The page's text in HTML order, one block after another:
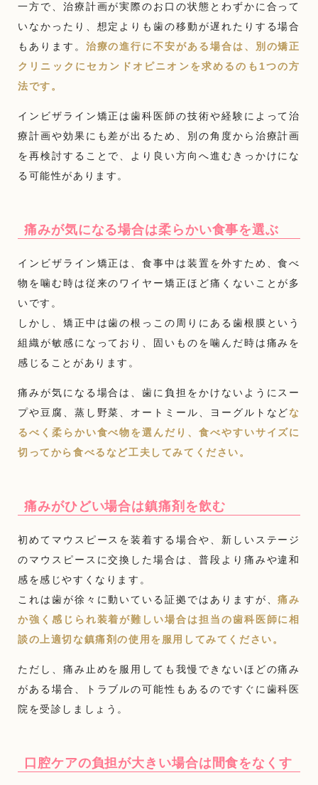
一方で、治療計画が実際のお口の状態とわずかに合って
いなかったり、想定よりも歯の移動が遅れたりする場合
もあります。 治療の進行に不安がある場合は、別の矯正
クリニックにセカンドオピニオンを求めるのも1つの方
法です。
インビザライン矯正は歯科医師の技術や経験によって治
療計画や効果にも差が出るため、別の角度から治療計画
を再検討することで、より良い方向へ進むきっかけにな
る可能性があります。
痛みが気になる場合は柔らかい食事を選ぶ
インビザライン矯正は、食事中は装置を外すため、食べ
物を噛む時は従来のワイヤー矯正ほど痛くないことが多
いです。
しかし、矯正中は歯の根っこの周りにある歯根膜という
組織が敏感になっており、固いものを噛んだ時は痛みを
感じることがあります。
痛みが気になる場合は、歯に負担をかけないようにスー
プや豆腐、蒸し野菜、オートミール、ヨーグルトなどな
るべく柔らかい食べ物を選んだり、食べやすいサイズに
切ってから食べるなど工夫してみてください。
痛みがひどい場合は鎮痛剤を飲む
初めてマウスピースを装着する場合や、新しいステージ
のマウスピースに交換した場合は、普段より痛みや違和
感を感じやすくなります。
これは歯が徐々に動いている証拠ではありますが、痛み
か強く感じられ装着が難しい場合は担当の歯科医師に相
談の上適切な鎮痛剤の使用を服用してみてください。
ただし、痛み止めを服用しても我慢できないほどの痛み
がある場合、トラブルの可能性もあるのですぐに歯科医
院を受診しましょう。
口腔ケアの負担が大きい場合は間食をなくす